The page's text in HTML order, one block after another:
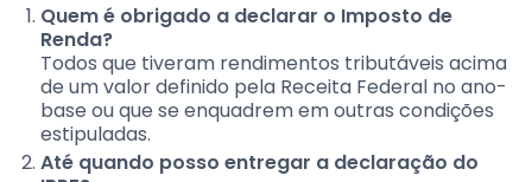
Quem é obrigado a declarar o Imposto de
Renda?
Todos que tiveram rendimentos tributáveis acima
de um valor definido pela Receita Federal no ano-
base ou que se enquadrem em outras condições
estipuladas.
Até quando posso entregar a declaração do